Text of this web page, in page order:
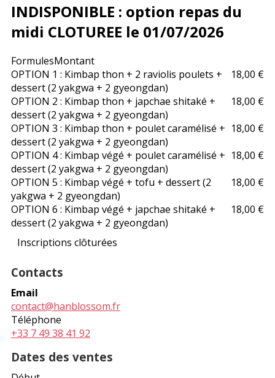
INDISPONIBLE : option repas du
midi CLOTUREE le 01/07/2026
FormulesMontant
OPTION 1 : Kimbap thon + 2 raviolis poulets +
dessert (2 yakgwa + 2 gyeongdan)
18,00 €
OPTION 2 : Kimbap thon + japchae shitaké +
dessert (2 yakgwa + 2 gyeongdan)
18,00 €
OPTION 3 : Kimbap thon + poulet caramélisé +
dessert (2 yakgwa + 2 gyeongdan)
18,00 €
OPTION 4 : Kimbap végé + poulet caramélisé +
dessert (2 yakgwa + 2 gyeongdan)
18,00 €
OPTION 5 : Kimbap végé + tofu + dessert (2
yakgwa + 2 gyeongdan)
18,00 €
OPTION 6 : Kimbap végé + japchae shitaké +
dessert (2 yakgwa + 2 gyeongdan)
18,00 €
Inscriptions clôturées
Contacts
Email
contact@hanblossom.fr
Téléphone
+33 7 49 38 41 92
Dates des ventes